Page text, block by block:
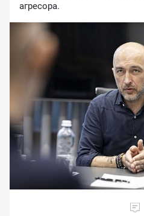
агресора.